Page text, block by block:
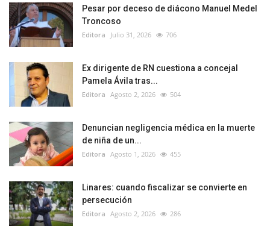
Pesar por deceso de diácono Manuel Medel
Troncoso
Editora Julio 31, 2026 706
Ex dirigente de RN cuestiona a concejal
Pamela Ávila tras...
Editora Agosto 2, 2026 504
Denuncian negligencia médica en la muerte
de niña de un...
Editora Agosto 1, 2026 455
Linares: cuando fiscalizar se convierte en
persecución
Editora Agosto 2, 2026 286